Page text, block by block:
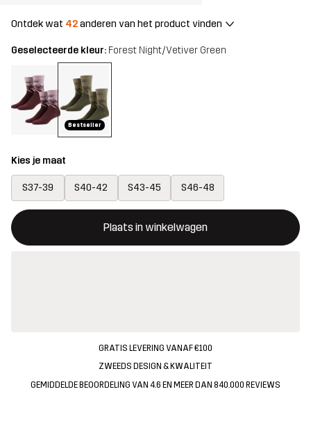
Ontdek wat 42anderen van het product vinden
Geselecteerde kleur: Forest Night/Vetiver Green
Bestseller
Kies je maat
S37-39 S40-42 S43-45 S46-48
Plaats in winkelwagen
Deze knop opent een modal met de bevestiging van een
{{size}} niet beschikbaar
GRATIS LEVERING VANAF €100
ZWEEDS DESIGN & KWALITEIT
GEMIDDELDE BEOORDELING VAN 4.6 EN MEER DAN 840.000 REVIEWS